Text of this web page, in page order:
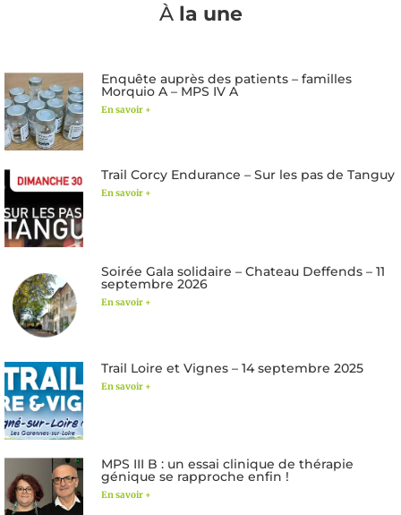
À la une
Enquête auprès des patients – familles
Morquio A – MPS IV A
En savoir +
Trail Corcy Endurance – Sur les pas de Tanguy
En savoir +
Soirée Gala solidaire – Chateau Deffends – 11
septembre 2026
En savoir +
Trail Loire et Vignes – 14 septembre 2025
En savoir +
MPS III B : un essai clinique de thérapie
génique se rapproche enfin !
En savoir +